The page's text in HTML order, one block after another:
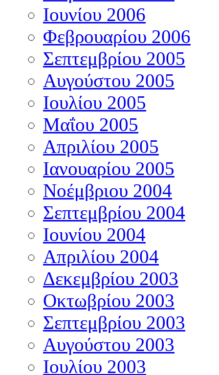
Ιουνίου 2006
Φεβρουαρίου 2006
Σεπτεμβρίου 2005
Αυγούστου 2005
Ιουλίου 2005
Μαΐου 2005
Απριλίου 2005
Ιανουαρίου 2005
Νοέμβριου 2004
Σεπτεμβρίου 2004
Ιουνίου 2004
Απριλίου 2004
Δεκεμβρίου 2003
Οκτωβρίου 2003
Σεπτεμβρίου 2003
Αυγούστου 2003
Ιουλίου 2003